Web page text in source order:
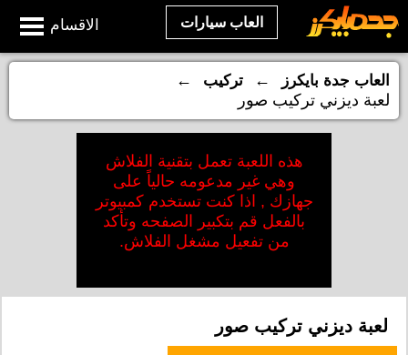
الاقسام العاب سيارات
العاب جدة بايكرز ← تركيب
←
لعبة ديزني تركيب صور
هذه اللعبة تعمل بتقنية الفلاش
وهي غير مدعومه حالياً على
جهازك , اذا كنت تستخدم كمبيوتر
بالفعل قم بتكبير الصفحه وتأكد
من تفعيل مشغل الفلاش.
لعبة ديزني تركيب صور